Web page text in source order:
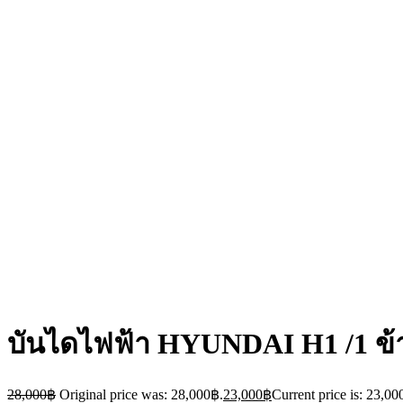
บันไดไฟฟ้า HYUNDAI H1 /1 ข้
28,000฿ Original price was: 28,000฿.23,000฿Current price is: